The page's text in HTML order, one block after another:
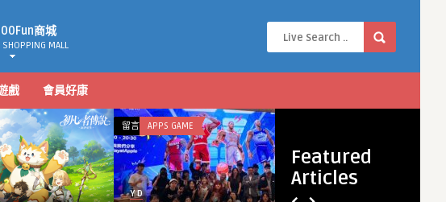
商城
SHOPPING MALL
戲 會員好康
Featured
Articles
閉
在
〈《FGO》
繁
中
版
留言功能已關閉
ONLINE GAME
Y D